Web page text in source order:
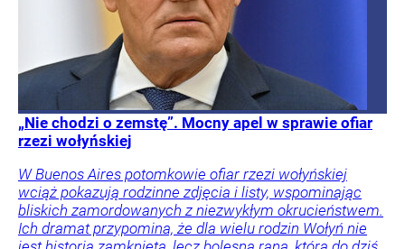
„Nie chodzi o zemstę”. Mocny apel w sprawie ofiar
rzezi wołyńskiej
W Buenos Aires potomkowie ofiar rzezi wołyńskiej
wciąż pokazują rodzinne zdjęcia i listy, wspominając
bliskich zamordowanych z niezwykłym okrucieństwem.
Ich dramat przypomina, że dla wielu rodzin Wołyń nie